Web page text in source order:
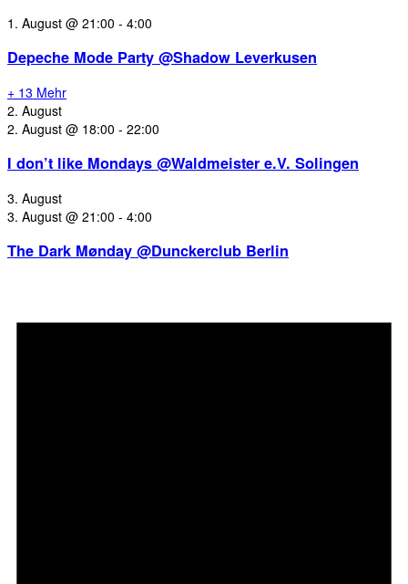
1. August @ 21:00 - 4:00
Depeche Mode Party @Shadow Leverkusen
+ 13 Mehr
2. August
2. August @ 18:00 - 22:00
I don’t like Mondays @Waldmeister e.V. Solingen
3. August
3. August @ 21:00 - 4:00
The Dark Mønday @Dunckerclub Berlin